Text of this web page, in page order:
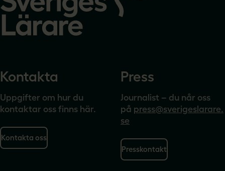
Kontakta
Uppgifter om hur du
kontaktar oss finns här.
Kontakta oss
Press
Journalist – du når oss
på press@sverigeslarare.
se
Presskontakt